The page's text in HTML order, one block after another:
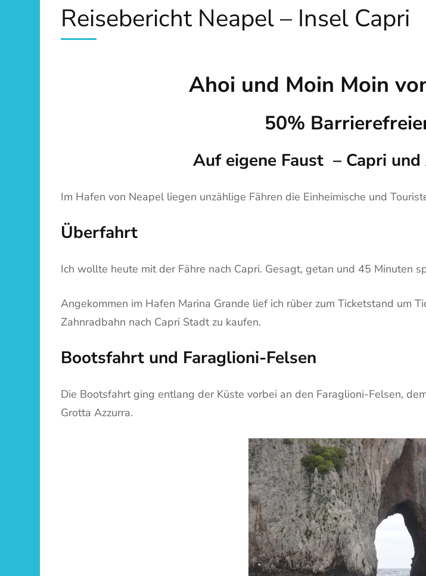
Reisebericht Neapel – Insel Capri
Ahoi und Moin Moin
50%
Auf eigene Faust – Capri
Im Hafen von Neapel liegen unzählige Fähren die Einheimische und
Überfahrt
Ich wollte heute mit der Fähre nach Capri. Gesagt, getan und 45 Minuten
Angekommen im Hafen Marina Grande lief ich rüber zum Ticketstand um
Zahnradbahn nach Capri Stadt zu kaufen.
Bootsfahrt und Faraglioni-Felsen
Die Bootsfahrt ging entlang der Küste vorbei an den Faraglioni-Felsen,
Grotta Azzurra.